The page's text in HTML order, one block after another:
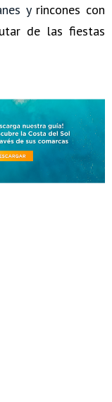
y rincones con
de las fiestas